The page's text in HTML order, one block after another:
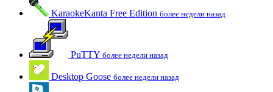
KaraokeKanta Free Edition более недели назад
PuTTY более недели назад
Desktop Goose более недели назад